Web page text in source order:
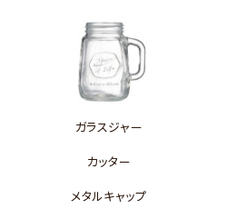
ガラスジャー
カッター
メタルキャップ